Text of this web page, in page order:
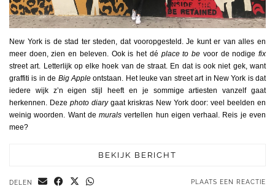
New York is de stad ter steden, dat vooropgesteld. Je kunt er van alles en
meer doen, zien en beleven. Ook is het dé place to be voor de nodigefix
street art. Letterlijk op elke hoek van de straat. En dat is ook niet gek, want
graffiti is in de Big Appleontstaan. Het leuke van street art in New York is dat
iedere wijk z’n eigen stijl heeft en je sommige artiesten vanzelf gaat
herkennen. Deze photo diarygaat kriskras New York door: veel beelden en
weinig woorden. Want demurals vertellen hun eigen verhaal. Reis je even
mee?
BEKIJK BERICHT
DELEN PLAATS EEN REACTIE